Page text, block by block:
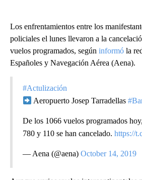
Los enfrentamientos entre los
policiales el lunes llevaron a la
vuelos programados, según informó la
Españoles y Navegación Aérea (Aena).
#Actulización
Aeropuerto Josep Tarradellas
De los 1066 vuelos programados
780 y 110 se han cancelado. https://
— Aena (@aena) October 14, 2019